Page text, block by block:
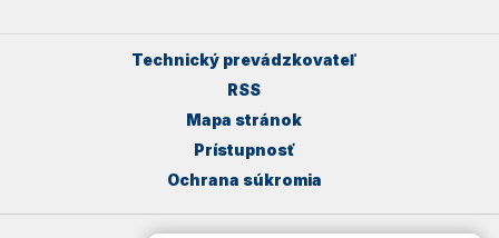
Technický prevádzkovateľ
RSS
Mapa stránok
Prístupnosť
Ochrana súkromia